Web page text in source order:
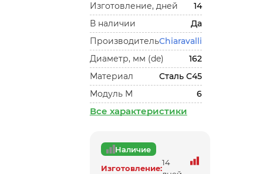
Изготовление, дней
14
В наличии
Да
ПроизводительChiaravalli
Диаметр, мм (de)
162
Материал
Сталь С45
Модуль М
6
Все характеристики
Наличие
Изготовление:
14